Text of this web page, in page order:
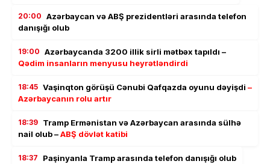
20:00 Azərbaycan və ABŞ prezidentləri arasında telefon
danışığı olub
19:00 Azərbaycanda 3200 illik sirli mətbəx tapıldı –
Qədim insanların menyusu heyrətləndirdi
18:45 Vaşinqton görüşü Cənubi Qafqazda oyunu dəyişdi –
Azərbaycanın rolu artır
18:39 Tramp Ermənistan və Azərbaycan arasında sülhə
nail olub –ABŞ dövlət katibi
18:37 Paşinyanla Tramp arasında telefon danışığı olub